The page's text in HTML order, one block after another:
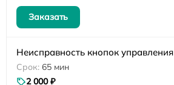
Заказать
Неисправность кнопок управления
65 мин
2 000 ₽